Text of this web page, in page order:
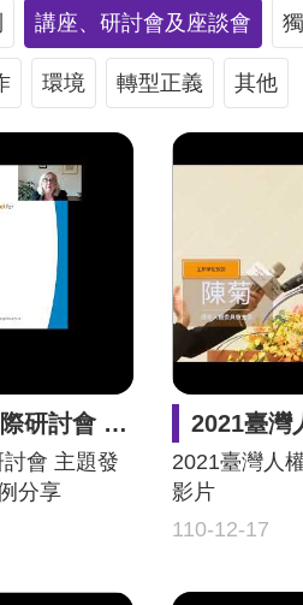
講座、研討會及座談會
環境 轉型正義 其他
享 主講人Anna Hollonds
會 主題發
分享
2021臺灣人權
110-12-17
2021臺灣人
影片